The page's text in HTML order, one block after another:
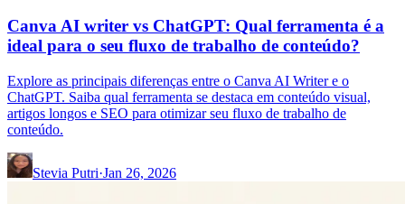
Canva AI writer vs ChatGPT: Qual ferramenta é a
ideal para o seu fluxo de trabalho de conteúdo?
Explore as principais diferenças entre o Canva AI Writer e o
ChatGPT. Saiba qual ferramenta se destaca em conteúdo visual,
artigos longos e SEO para otimizar seu fluxo de trabalho de
conteúdo.
Stevia Putri·Jan 26, 2026